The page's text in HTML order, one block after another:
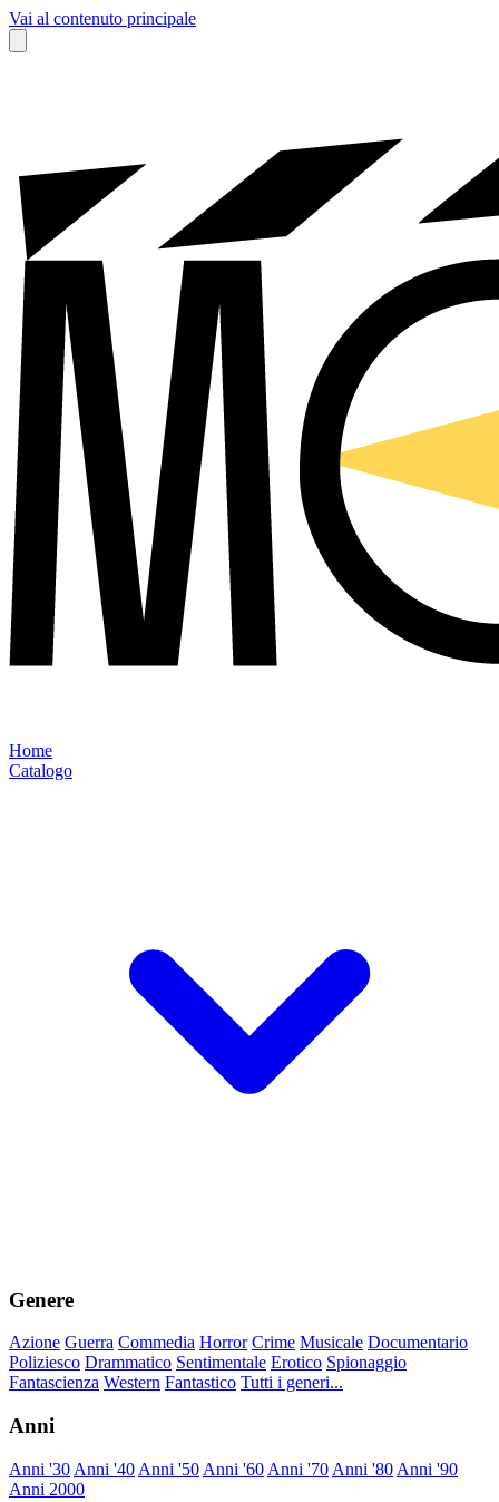
Vai al contenuto principale
Home
Catalogo
Genere
Azione Guerra Commedia Horror Crime Musicale Documentario
Poliziesco Drammatico Sentimentale Erotico Spionaggio
Fantascienza Western Fantastico Tutti i generi...
Anni
Anni '30 Anni '40 Anni '50 Anni '60 Anni '70 Anni '80 Anni '90
Anni 2000